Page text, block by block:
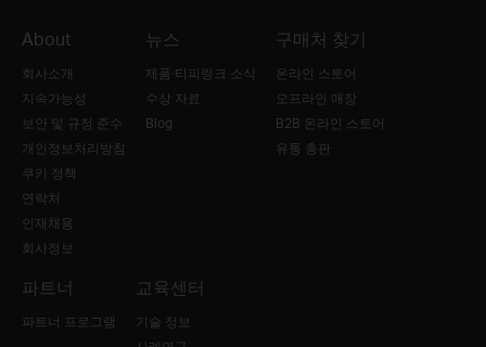
About
회사소개
지속가능성
보안 및 규정 준수
개인정보처리방침
쿠키 정책
연락처
인재채용
회사정보
뉴스
제품·티피링크 소식
수상 자료
Blog
구매처 찾기
온라인 스토어
오프라인 매장
B2B 온라인 스토어
유통 총판
파트너
파트너 프로그램
교육센터
기술 정보